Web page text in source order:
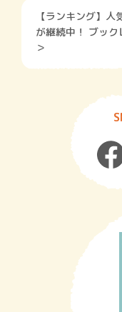
【ランキング】
が継続中！ ブッ
＞